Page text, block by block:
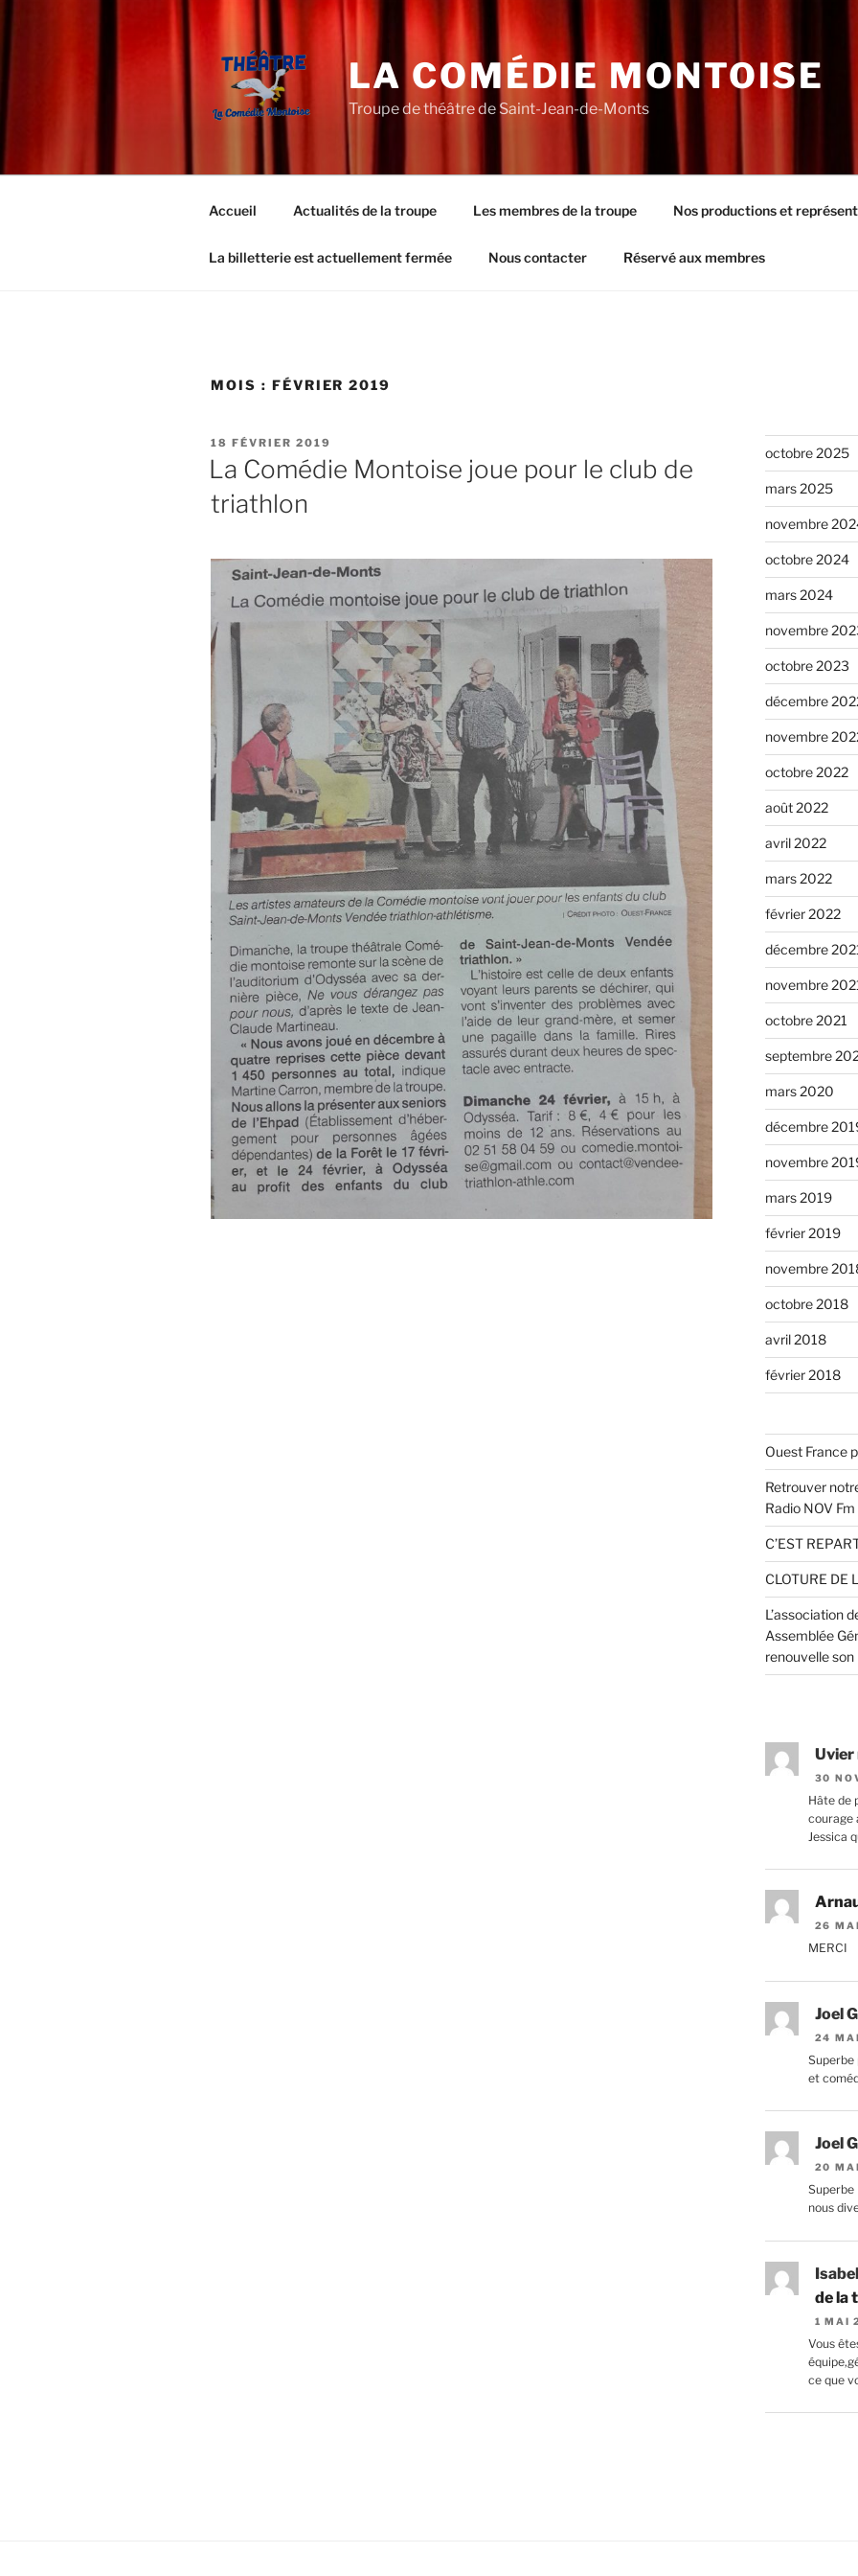
LA COMÉDIE MONTOISE
Troupe de théâtre de Saint-Jean-de-Monts
Accueil Actualités de la troupe Les membres de la troupe Nos productions et
La billetterie est actuellement fermée Nous contacter Réservé aux membres
MOIS : FÉVRIER 2019
PUBLIÉ
LE
18 FÉVRIER 2019
La Comédie Montoise joue pour le club de
triathlon
octobre 2025
mars 2025
novembre
octobre 2024
mars 2024
novembre
octobre 2023
décembre
novembre
octobre 2022
août 2022
avril 2022
mars 2022
février 2022
décembre
novembre
octobre 2021
septembre
mars 2020
décembre
novembre
mars 2019
février 2019
novembre
octobre 2018
avril 2018
février 2018
Ouest France
Retrouver
Radio NOV Fm
C’EST
CLOTURE DE
L’association
Assemblée
renouvelle son
Uvier
30
Hâte de
courage
Jessica
26
MERCI
Joel
24
Superbe
et
Joel
20
Superbe
nous
de la
1 MAI
Vous
ce que